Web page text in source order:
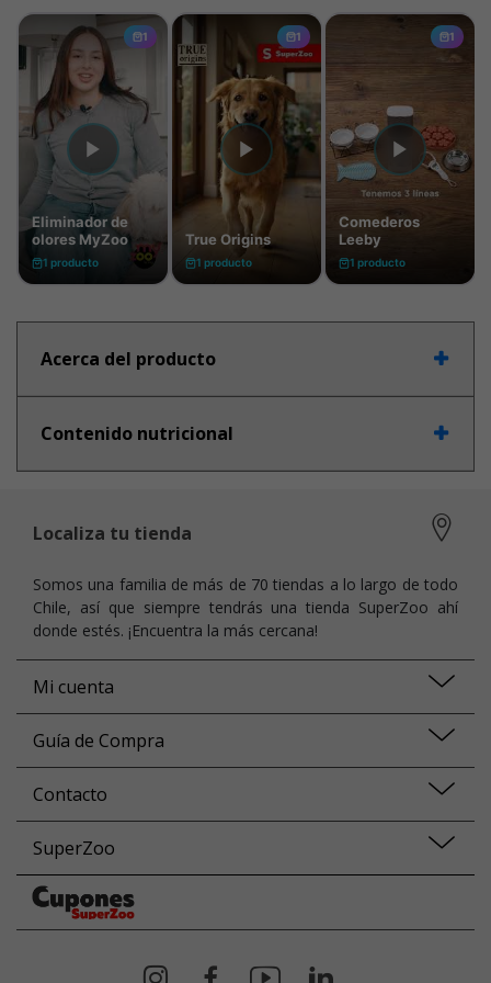
Acerca del producto
Contenido nutricional
Localiza tu tienda
Somos una familia de más de 70 tiendas a lo largo de todo
Chile, así que siempre tendrás una tienda SuperZoo ahí
donde estés. ¡Encuentra la más cercana!
Mi cuenta
Guía de Compra
Contacto
SuperZoo